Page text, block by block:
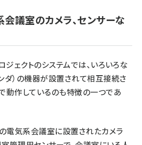
会議室のカメラ、センサーな
ェクトのシステムでは、いろいろな
ダ）の機器が設置されて相互接続さ
動作しているのも特徴の一つであ
電気系会議室に設置されたカメラ